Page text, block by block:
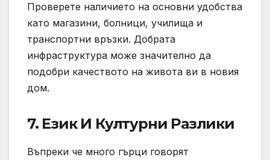
Проверете наличието на основни удобства
като магазини, болници, училища и
транспортни връзки. Добрата
инфраструктура може значително да
подобри качеството на живота ви в новия
дом.
7. Език И Културни Разлики
Въпреки че много гърци говорят